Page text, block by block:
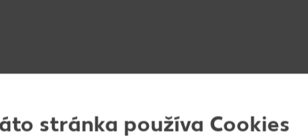
aj cibuľu nakrájame na tenké kolieska.
stránka používa Cookies